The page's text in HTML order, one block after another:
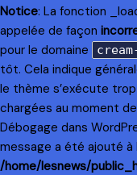
Notice: La fonction
appelée de façon
pour le domaine
tôt. Cela indique
le thème s’exécute
chargées au moment
Débogage dans
message a été ajouté à
/home/lesnews/